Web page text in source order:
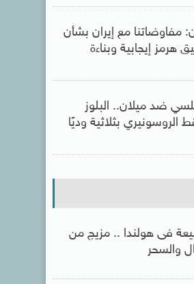
مفاوضاتنا مع إيران بشأن
هرمز إيجابية وبناءة
ضد ميلان.. البلوز
الروسونيري بثلاثية وديًا
فى هولندا .. مزيج من
والسحر